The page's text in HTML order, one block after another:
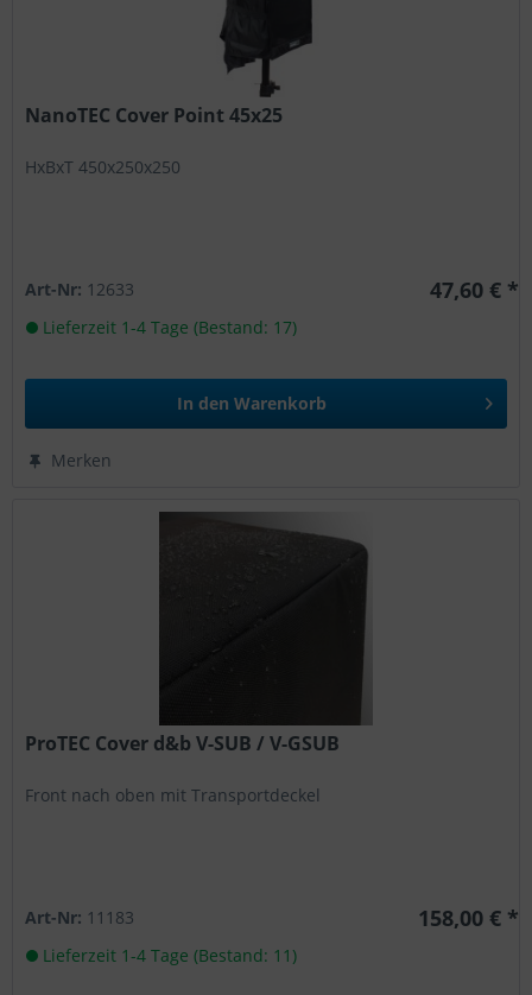
NanoTEC Cover Point 45x25
HxBxT 450x250x250
Art-Nr: 12633 47,60 € *
Lieferzeit 1-4 Tage (Bestand: 17)
In den Warenkorb
Merken
ProTEC Cover d&b V-SUB / V-GSUB
Front nach oben mit Transportdeckel
Art-Nr: 11183 158,00 € *
Lieferzeit 1-4 Tage (Bestand: 11)